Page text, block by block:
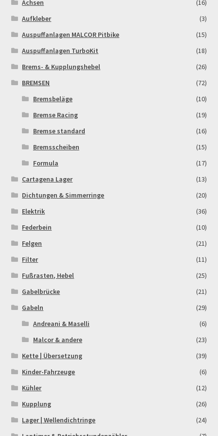
Newsletter
Order Confirmation
Order Failed
Pitbike Junior
Pitbikestrecken in Spanien – eine Rundreise und die
TOPstrecken
Registration
Rennserien-Veranstalter
Reset Password
Shop
Support
Términos y Condiciones Generales
Versandarten
Warenkorb
Achsen
(16)
Aufkleber
(3)
Auspuffanlagen MALCOR Pitbike
(15)
Auspuffanlagen TurboKit
(18)
Brems- & Kupplungshebel
(26)
BREMSEN
(72)
Bremsbeläge
(10)
Bremse Racing
(19)
Bremse standard
(16)
Bremsscheiben
(15)
Formula
(17)
Cartagena Lager
(13)
Dichtungen & Simmerringe
(20)
Elektrik
(36)
Federbein
(10)
Felgen
(21)
Filter
(11)
Fußrasten, Hebel
(25)
Gabelbrücke
(21)
Gabeln
(29)
Andreani & Maselli
(6)
Malcor & andere
(23)
Kette | Übersetzung
(39)
Kinder-Fahrzeuge
(6)
Kühler
(12)
Kupplung
(26)
Lager | Wellendichtringe
(24)